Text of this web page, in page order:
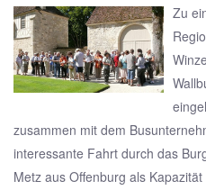
Zu
zusammen mit dem
interessante Fahrt durch das
Metz aus Offenburg als